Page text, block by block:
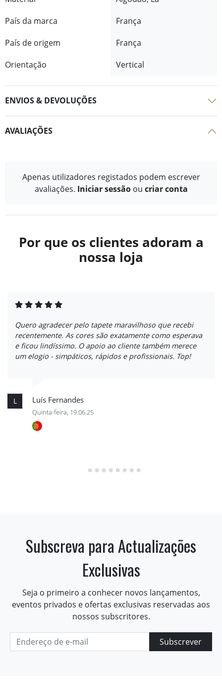
País da marca
França
País de origem
França
Orientação
Vertical
ENVIOS & DEVOLUÇÕES
AVALIAÇÕES
Apenas utilizadores registados podem escrever
avaliações. Iniciar sessão ou criar conta
Por que os clientes adoram a
nossa loja
Quero agradecer pelo tapete maravilhoso que recebi
recentemente. As cores são exatamente como esperava
e ficou lindíssimo. O apoio ao cliente também merece
um elogio - simpáticos, rápidos e profissionais. Top!
L Luís Fernandes
Quinta-feira, 19.06.25
Subscreva para Actualizações
Exclusivas
Seja o primeiro a conhecer novos lançamentos,
eventos privados e ofertas exclusivas reservadas aos
nossos subscritores.
Subscrever